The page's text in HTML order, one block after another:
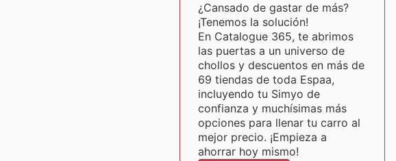
¿Cansado de gastar de más?
¡Tenemos la solución!
En Catalogue 365, te abrimos
las puertas a un universo de
chollos y descuentos en más de
69 tiendas de toda Espaa,
incluyendo tu Simyo de
confianza y muchísimas más
opciones para llenar tu carro al
mejor precio. ¡Empieza a
ahorrar hoy mismo!